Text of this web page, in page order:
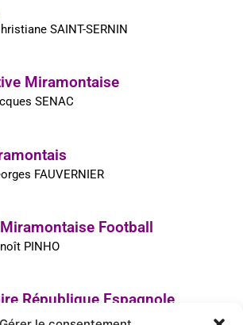
SAINT-SERNIN
Miramontaise
SENAC
FAUVERNIER
Football
PINHO
République Espagnole
PENICAUT